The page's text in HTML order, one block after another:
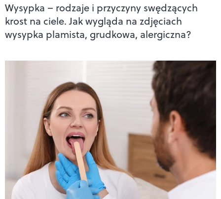
Wysypka – rodzaje i przyczyny swędzących
krost na ciele. Jak wygląda na zdjęciach
wysypka plamista, grudkowa, alergiczna?